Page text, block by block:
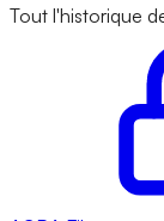
Tout l'historique